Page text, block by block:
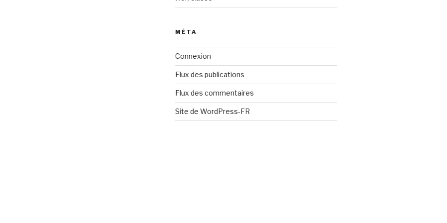
MÉTA
Connexion
Flux des publications
Flux des commentaires
Site de WordPress-FR